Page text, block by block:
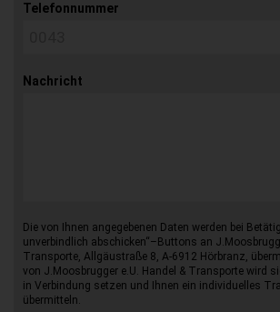
Telefonnummer
Nachricht
Die von Ihnen angegebenen Daten werden bei
unverbindlich abschicken“–Buttons an
Transporte, Allgäustraße 8, A-6912 Hörbranz,
von J.Moosbrugger e.U. Handel & Transporte wird
in Verbindung setzen und Ihnen ein individuelles
übermitteln.